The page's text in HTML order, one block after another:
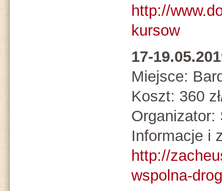
http://
kursow
17-
Miejsce:
Koszt: 360
Organizator:
Informacje i
http://
wspolna-